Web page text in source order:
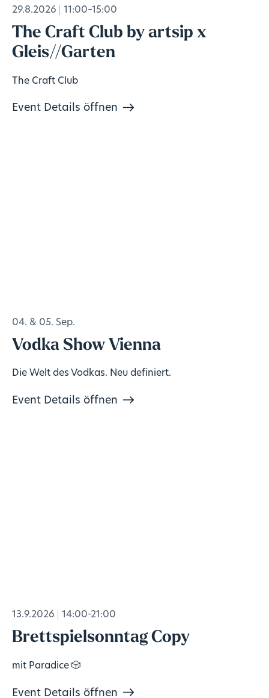
29.8.2026 11:00–15:00
The Craft Club by artsip x
Gleis//Garten
The Craft Club
Event Details öffnen
04. & 05. Sep.
Vodka Show Vienna
Die Welt des Vodkas. Neu definiert.
Event Details öffnen
13.9.2026 14:00-21:00
Brettspielsonntag Copy
mit Paradice 🎲
Event Details öffnen